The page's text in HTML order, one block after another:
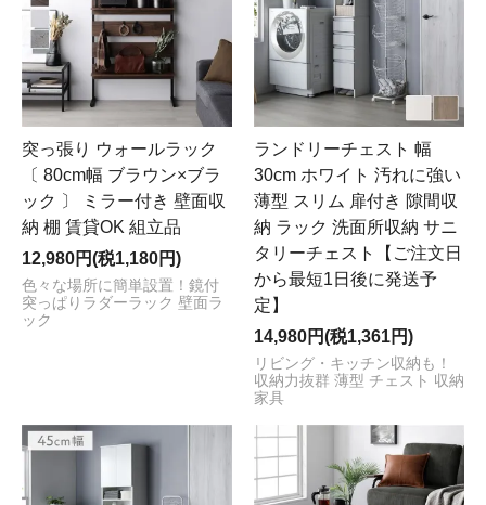
突っ張り ウォールラック
〔 80cm幅 ブラウン×ブラ
ック 〕 ミラー付き 壁面収
納 棚 賃貸OK 組立品
12,980円(税1,180円)
色々な場所に簡単設置！鏡付
突っぱりラダーラック 壁面ラ
ック
ランドリーチェスト 幅
30cm ホワイト 汚れに強い
薄型 スリム 扉付き 隙間収
納 ラック 洗面所収納 サニ
タリーチェスト【ご注文日
から最短1日後に発送予
定】
14,980円(税1,361円)
リビング・キッチン収納も！
収納力抜群 薄型 チェスト 収納
家具